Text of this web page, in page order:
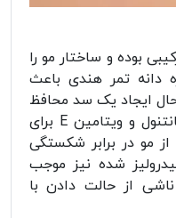
بوده و ساختار مو را
دانه تمر هندی باعث
ایجاد یک سد محافظ
برای حفظ رطوبت مو می شود. پانتنول و ویتامین E برای
مو در برابر شکستگی
شده نیز موجب
از حالت دادن با